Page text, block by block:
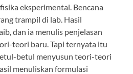
eksperimental. Bencana
trampil di lab. Hasil
dan ia menulis penjelasan
teori baru. Tapi ternyata itu
betul menyusun teori-teori
menuliskan formulasi